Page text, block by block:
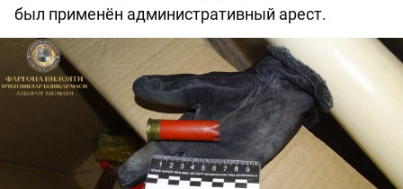
был применён административный арест.